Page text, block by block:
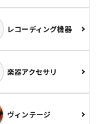
レコーディング機器
楽器アクセサリ
ヴィンテージ